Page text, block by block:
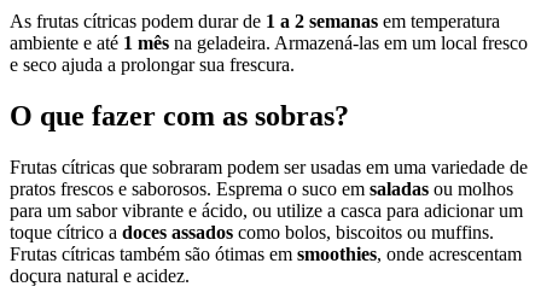
As frutas cítricas podem durar de 1 a 2 semanas em temperatura
ambiente e até 1 mês na geladeira. Armazená-las em um local fresco
e seco ajuda a prolongar sua frescura.
O que fazer com as sobras?
Frutas cítricas que sobraram podem ser usadas em uma variedade de
pratos frescos e saborosos. Esprema o suco em saladas ou molhos
para um sabor vibrante e ácido, ou utilize a casca para adicionar um
toque cítrico a doces assados como bolos, biscoitos ou muffins.
Frutas cítricas também são ótimas em smoothies, onde acrescentam
doçura natural e acidez.